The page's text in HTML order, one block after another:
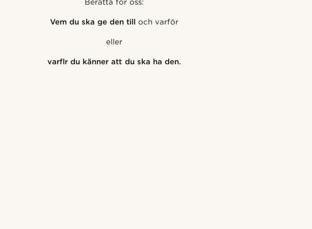
Berätta för oss:
Vem du ska ge den till och varför
eller
varflr du känner att du ska ha den.